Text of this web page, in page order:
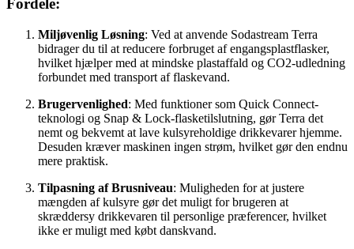
Fordele:
Miljøvenlig Løsning: Ved at anvende Sodastream Terra
bidrager du til at reducere forbruget af engangsplastflasker,
hvilket hjælper med at mindske plastaffald og CO2-udledning
forbundet med transport af flaskevand.
Brugervenlighed: Med funktioner som Quick Connect-
teknologi og Snap & Lock-flasketilslutning, gør Terra det
nemt og bekvemt at lave kulsyreholdige drikkevarer hjemme.
Desuden kræver maskinen ingen strøm, hvilket gør den endnu
mere praktisk.
Tilpasning af Brusniveau: Muligheden for at justere
mængden af kulsyre gør det muligt for brugeren at
skræddersy drikkevaren til personlige præferencer, hvilket
ikke er muligt med købt danskvand.